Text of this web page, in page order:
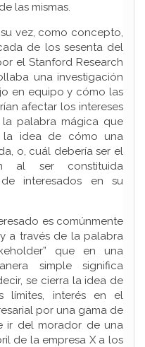
las mismas.
su vez, como concepto,
de los sesenta del
el Stanford Research
una investigación
en equipo y cómo las
afectar los intereses
palabra mágica que
la idea de cómo una
o, cuál debería ser el
al ser constituida
interesados en su
es comúnmente
a través de la palabra
que en una
simple significa
se cierra la idea de
límites, interés en el
por una gama de
ir del morador de una
de la empresa X a los